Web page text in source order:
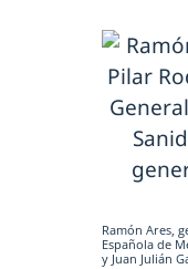
Ramón Ares,
Española de
y Juan Julián